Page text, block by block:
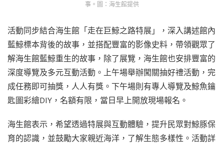
事。圖：海生館提供
活動同步結合海生館「走在巨鯨之路特展」，深入講述館內
藍鯨標本背後的故事，並搭配豐富的影像史料，帶領觀眾了
解海生館藍鯨重生的故事，除了展覽，海生館也安排豐富的
深度導覽及多元互動活動。上午場舉辦闖關抽好禮活動，完
成任務即可抽獎，人人有獎。下午場則有專人導覽及鯨魚鑰
匙圖彩繪DIY，名額有限，當日早上開放現場報名。
海生館表示，希望透過特展與互動體驗，提升民眾對鯨豚保
育的認識，並鼓勵大家親近海洋，了解生態多樣性。活動詳